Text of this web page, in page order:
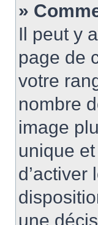
»
Il peut y
page de
votre
nombre
image
unique
une